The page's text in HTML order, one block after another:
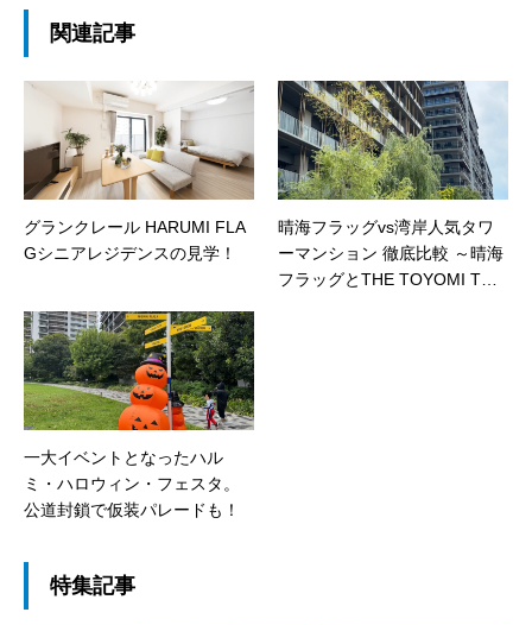
関連記事
グランクレール HARUMI FLA
Gシニアレジデンスの見学！
晴海フラッグvs湾岸人気タワ
ーマンション 徹底比較 ～晴海
フラッグとTHE TOYOMI TO
一大イベントとなったハル
ミ・ハロウィン・フェスタ。
公道封鎖で仮装パレードも！
特集記事